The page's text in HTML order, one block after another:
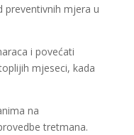
preventivnih mjera u
i povećati
mjeseci, kada
na
tretmana.